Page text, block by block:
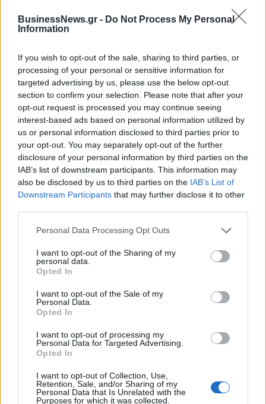
BusinessNews.gr - Do Not Process My Personal
Information
If you wish to opt-out of the sale, sharing to third parties, or
processing of your personal or sensitive information for
targeted advertising by us, please use the below opt-out
section to confirm your selection. Please note that after your
opt-out request is processed you may continue seeing
interest-based ads based on personal information utilized by
us or personal information disclosed to third parties prior to
your opt-out. You may separately opt-out of the further
disclosure of your personal information by third parties on the
IAB’s list of downstream participants. This information may
also be disclosed by us to third parties on the IAB’s List of
Downstream Participants that may further disclose it to other
Personal Data Processing Opt Outs
I want to opt-out of the Sharing of my
personal data.
Opted In
I want to opt-out of the Sale of my
Personal Data.
Opted In
I want to opt-out of processing my
Personal Data for Targeted Advertising.
Opted In
I want to opt-out of Collection, Use,
Retention, Sale, and/or Sharing of my
Personal Data that Is Unrelated with the
Purposes for which it was collected.
Η Chery επενδύει 75 εκατ. δολάρια στην KG Mobility
Το FIAT 500 Hybrid τώρα από
18.990 ευρώ
Ατρόμητος και Novibet
συνεχίζουν μαζί: Ανανέωση της
συνεργασίας τους μέχρι το
2028
18η συνεχόμενη χρονιά για τον ΟΤΕ στη διεθνή σειρά δεικτών
FTSE4Good
Alpha Bank: Για πρώτη φορά το Αρχαίο Θέατρο Επιδαύρου άνοιξε τις
ΠΕΡΙΣΣΌΤΕΡΑ ΣΕ ΑΥΤΉ ΤΗΝ ΚΑΤΗΓΟΡΊΑ
Alpha Trust: Μέρισμα